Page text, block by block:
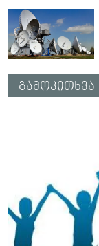
გამოკითხვა